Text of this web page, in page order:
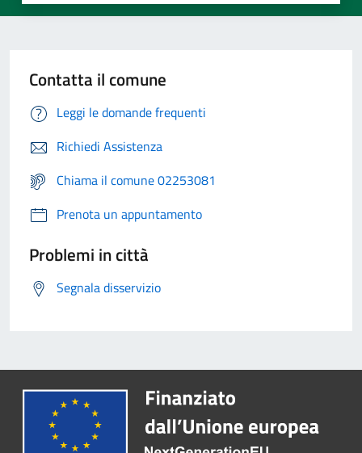
Contatta il comune
Leggi le domande frequenti
Richiedi Assistenza
Chiama il comune 02253081
Prenota un appuntamento
Problemi in città
Segnala disservizio